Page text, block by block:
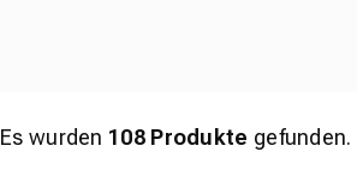
Es wurden 108Produkte gefunden.